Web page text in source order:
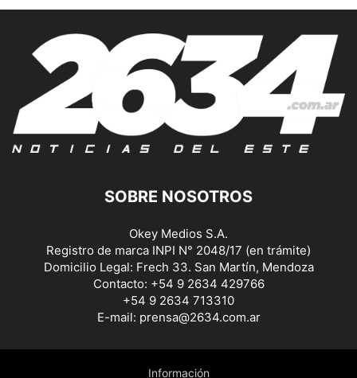
SOBRE NOSOTROS
Okey Medios S.A.
Registro de marca INPI N° 2048/17 (en trámite)
Domicilio Legal: Frech 33. San Martín, Mendoza
Contacto: +54 9 2634 429766
+54 9 2634 713310
E-mail: prensa@2634.com.ar
Información